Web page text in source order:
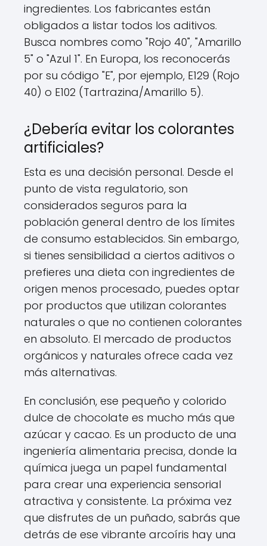
ingredientes. Los fabricantes están
obligados a listar todos los aditivos.
Busca nombres como "Rojo 40", "Amarillo
5" o "Azul 1". En Europa, los reconocerás
por su código "E", por ejemplo, E129 (Rojo
40) o E102 (Tartrazina/Amarillo 5).
¿Debería evitar los colorantes
artificiales?
Esta es una decisión personal. Desde el
punto de vista regulatorio, son
considerados seguros para la
población general dentro de los límites
de consumo establecidos. Sin embargo,
si tienes sensibilidad a ciertos aditivos o
prefieres una dieta con ingredientes de
origen menos procesado, puedes optar
por productos que utilizan colorantes
naturales o que no contienen colorantes
en absoluto. El mercado de productos
orgánicos y naturales ofrece cada vez
más alternativas.
En conclusión, ese pequeño y colorido
dulce de chocolate es mucho más que
azúcar y cacao. Es un producto de una
ingeniería alimentaria precisa, donde la
química juega un papel fundamental
para crear una experiencia sensorial
atractiva y consistente. La próxima vez
que disfrutes de un puñado, sabrás que
detrás de ese vibrante arcoíris hay una